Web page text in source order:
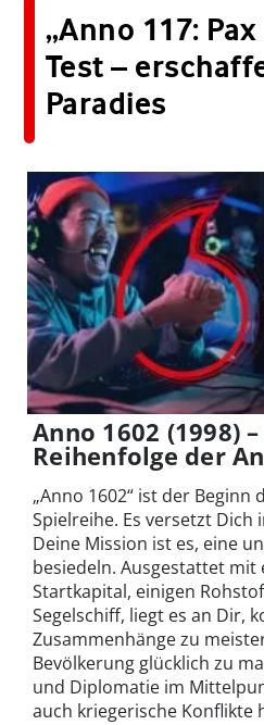
„Anno 117:
Test –
Paradies
Anno 1602 (1998)
Reihenfolge der
„Anno 1602“ ist der Beginn
Spielreihe. Es versetzt Dich
Deine Mission ist es, eine
besiedeln. Ausgestattet mit
Startkapital, einigen
Segelschiff, liegt es an Dir,
Zusammenhänge zu
Bevölkerung glücklich zu
und Diplomatie im
auch kriegerische Konflikte